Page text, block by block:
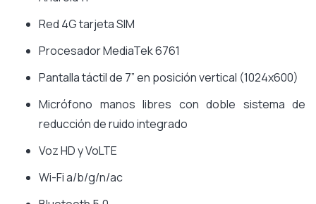
Red 4G tarjeta SIM
Procesador MediaTek 6761
Pantalla táctil de 7” en posición vertical (1024x600)
Micrófono manos libres con doble sistema de
reducción de ruido integrado
Voz HD y VoLTE
Wi-Fi a/b/g/n/ac